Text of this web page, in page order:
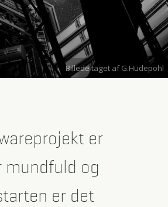
Billede taget af G.Hüdepohl
er
mundfuld og
er det